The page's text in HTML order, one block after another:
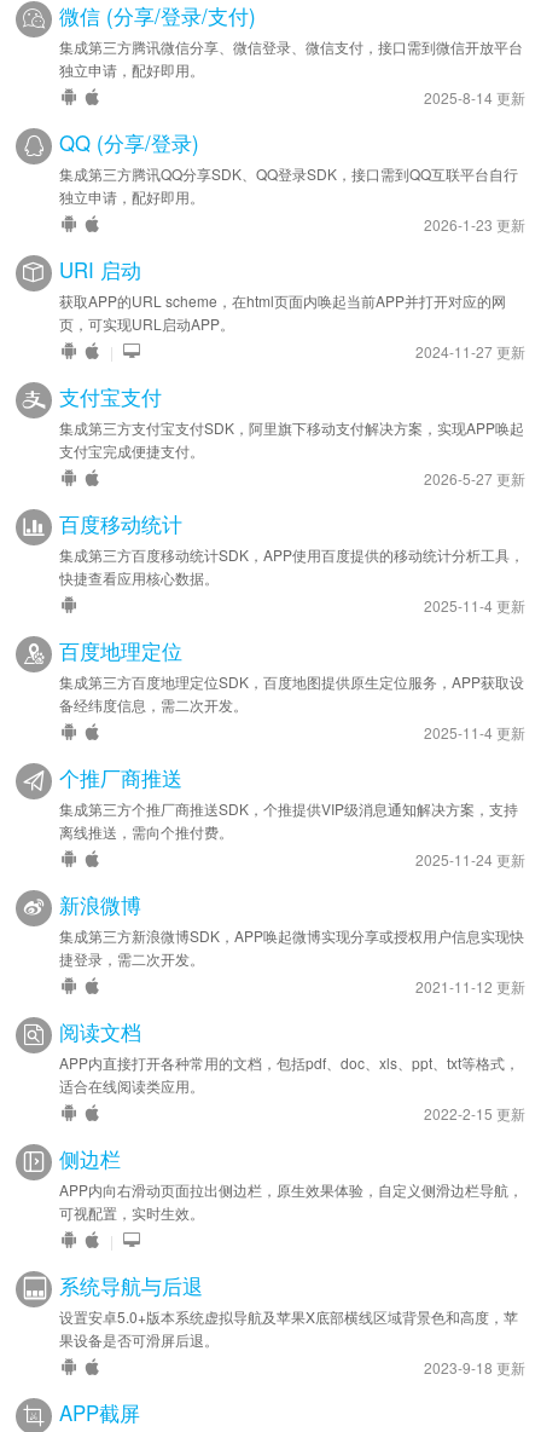
微信 (分享/登录/支付)
集成第三方腾讯微信分享、微信登录、微信支付，接口需到微信开放平台
独立申请，配好即用。
2025-8-14 更新
QQ (分享/登录)
集成第三方腾讯QQ分享SDK、QQ登录SDK，接口需到QQ互联平台自行
独立申请，配好即用。
2026-1-23 更新
URI 启动
获取APP的URL scheme，在html页面内唤起当前APP并打开对应的网
页，可实现URL启动APP。
|
2024-11-27 更新
支付宝支付
集成第三方支付宝支付SDK，阿里旗下移动支付解决方案，实现APP唤起
支付宝完成便捷支付。
2026-5-27 更新
百度移动统计
集成第三方百度移动统计SDK，APP使用百度提供的移动统计分析工具，
快捷查看应用核心数据。
2025-11-4 更新
百度地理定位
集成第三方百度地理定位SDK，百度地图提供原生定位服务，APP获取设
备经纬度信息，需二次开发。
2025-11-4 更新
个推厂商推送
集成第三方个推厂商推送SDK，个推提供VIP级消息通知解决方案，支持
离线推送，需向个推付费。
2025-11-24 更新
新浪微博
集成第三方新浪微博SDK，APP唤起微博实现分享或授权用户信息实现快
捷登录，需二次开发。
2021-11-12 更新
阅读文档
APP内直接打开各种常用的文档，包括pdf、doc、xls、ppt、txt等格式，
适合在线阅读类应用。
2022-2-15 更新
侧边栏
APP内向右滑动页面拉出侧边栏，原生效果体验，自定义侧滑边栏导航，
可视配置，实时生效。
|
系统导航与后退
设置安卓5.0+版本系统虚拟导航及苹果X底部横线区域背景色和高度，苹
果设备是否可滑屏后退。
2023-9-18 更新
APP截屏